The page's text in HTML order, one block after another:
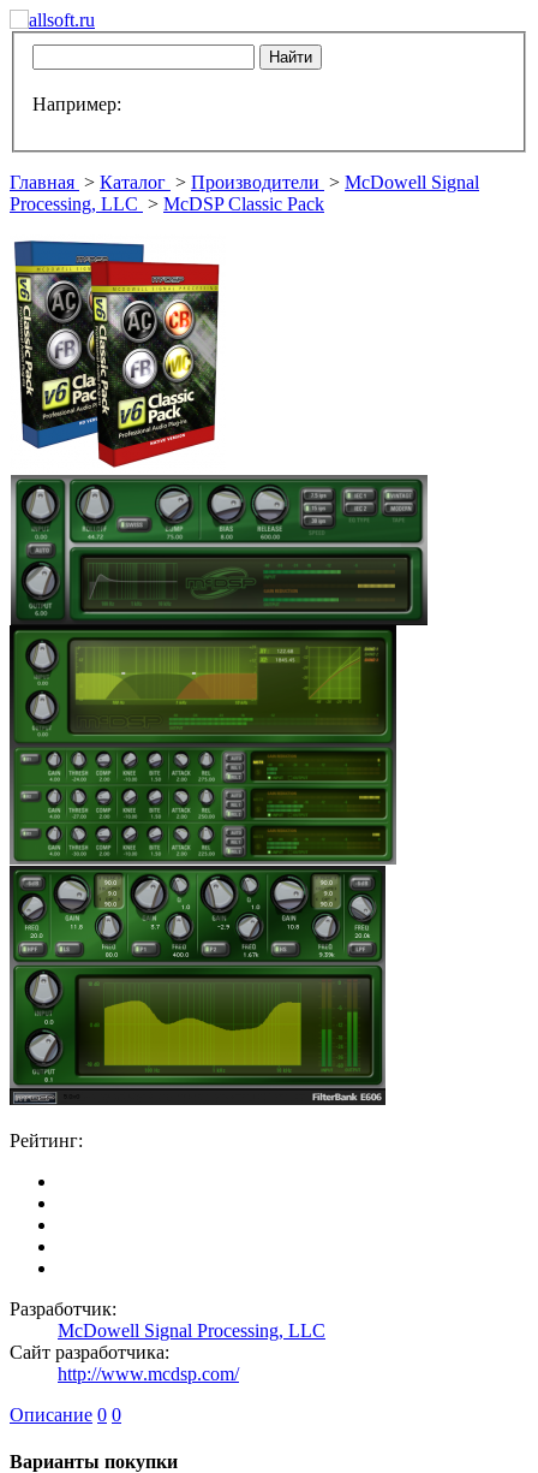
Например:
Главная > Каталог > Производители > McDowell Signal
Processing, LLC > McDSP Classic Pack
Рейтинг:
Разработчик:
McDowell Signal Processing, LLC
Сайт разработчика:
http://www.mcdsp.com/
Описание 0 0
Варианты покупки